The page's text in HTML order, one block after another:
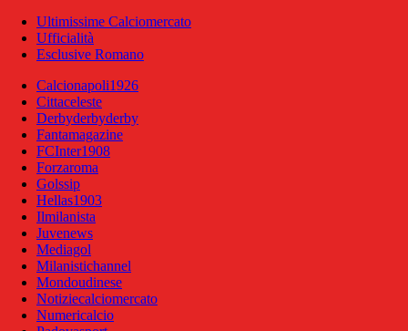
Ultimissime Calciomercato
Ufficialità
Esclusive Romano
Calcionapoli1926
Cittaceleste
Derbyderbyderby
Fantamagazine
FCInter1908
Forzaroma
Golssip
Hellas1903
Ilmilanista
Juvenews
Mediagol
Milanistichannel
Mondoudinese
Notiziecalciomercato
Numericalcio